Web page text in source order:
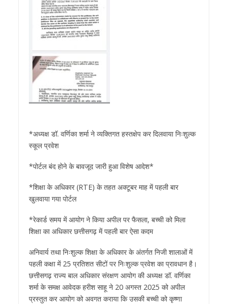
*अध्यक्ष डॉ. वर्णिका शर्मा ने व्यक्तिगत हस्तक्षेप कर दिलवाया निःशुल्क
स्कूल प्रवेश
*पोर्टल बंद होने के बावजूद जारी हुआ विशेष आदेश*
*शिक्षा के अधिकार (RTE) के तहत अक्टूबर माह में पहली बार
खुलवाया गया पोर्टल
*रेकार्ड समय में आयोग ने किया अपील पर फैसला, बच्ची को मिला
शिक्षा का अधिकार छत्तीसगढ़ में पहली बार ऐसा कदम
अनिवार्य तथा निःशुल्क शिक्षा के अधिकार के अंतर्गत निजी शालाओं में
पहली कक्षा में 25 प्रतिशत सीटों पर निःशुल्क प्रवेश का प्रावधान है।
छत्तीसगढ़ राज्य बाल अधिकार संरक्षण आयोग की अध्यक्ष डॉ. वर्णिका
शर्मा के समक्ष आवेदक हरीश साहू ने 20 अगस्त 2025 को अपील
प्रस्तुत कर आयोग को अवगत कराया कि उसकी बच्ची को कृष्णा